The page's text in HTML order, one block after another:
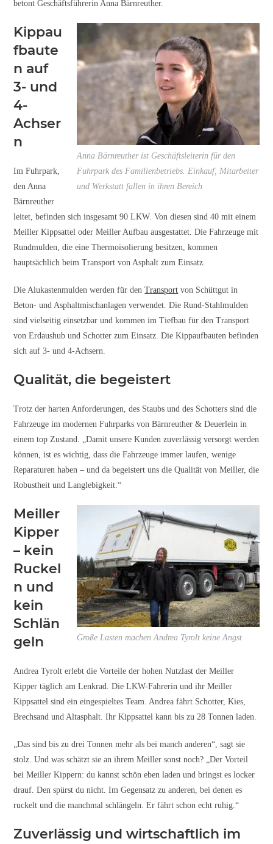
betont Geschäftsführerin Anna Bärnreuther.
Anna Bärnreuther ist Geschäftsleiterin für den
Fuhrpark des Familienbetriebs. Einkauf, Mitarbeiter
und Werkstatt fallen in ihren Bereich
Kippau
fbaute
n auf
3- und
4-
Achser
n
Im Fuhrpark,
den Anna
Bärnreuther
leitet, befinden sich insgesamt 90 LKW. Von diesen sind 40 mit einem
Meiller Kippsattel oder Meiller Aufbau ausgestattet. Die Fahrzeuge mit
Rundmulden, die eine Thermoisolierung besitzen, kommen
hauptsächlich beim Transport von Asphalt zum Einsatz.
Die Alukastenmulden werden für denTransport von Schüttgut in
Beton- und Asphaltmischanlagen verwendet. Die Rund-Stahlmulden
sind vielseitig einsetzbar und kommen im Tiefbau für den Transport
von Erdaushub und Schotter zum Einsatz. Die Kippaufbauten befinden
sich auf 3- und 4-Achsern.
Qualität, die begeistert
Trotz der harten Anforderungen, des Staubs und des Schotters sind die
Fahrzeuge im modernen Fuhrparks von Bärnreuther & Deuerlein in
einem top Zustand. „Damit unsere Kunden zuverlässig versorgt werden
können, ist es wichtig, dass die Fahrzeuge immer laufen, wenige
Reparaturen haben – und da begeistert uns die Qualität von Meiller, die
Robustheit und Langlebigkeit.“
Große Lasten machen Andrea Tyrolt keine Angst
Meiller
Kipper
– kein
Ruckel
n und
kein
Schlän
geln
Andrea Tyrolt erlebt die Vorteile der hohen Nutzlast der Meiller
Kipper täglich am Lenkrad. Die LKW-Fahrerin und ihr Meiller
Kippsattel sind ein eingespieltes Team. Andrea fährt Schotter, Kies,
Brechsand und Altasphalt. Ihr Kippsattel kann bis zu 28 Tonnen laden.
„Das sind bis zu drei Tonnen mehr als bei manch anderen“, sagt sie
stolz. Und was schätzt sie an ihrem Meiller sonst noch? „Der Vorteil
bei Meiller Kippern: du kannst schön eben laden und bringst es locker
drauf. Den spürst du nicht. Im Gegensatz zu anderen, bei denen es
ruckelt und die manchmal schlängeln. Er fährt schon echt ruhig.“
Zuverlässig und wirtschaftlich im